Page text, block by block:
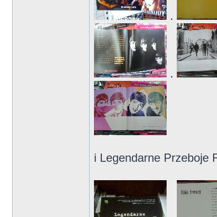
.
.
i Legendarne Przeboje